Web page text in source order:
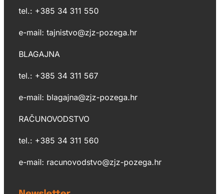
tel.: +385 34 311 550
e-mail: tajnistvo@zjz-pozega.hr
BLAGAJNA
tel.: +385 34 311 567
e-mail: blagajna@zjz-pozega.hr
RAČUNOVODSTVO
tel.: +385 34 311 560
e-mail: racunovodstvo@zjz-pozega.hr